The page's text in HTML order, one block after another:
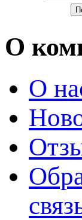
О
О